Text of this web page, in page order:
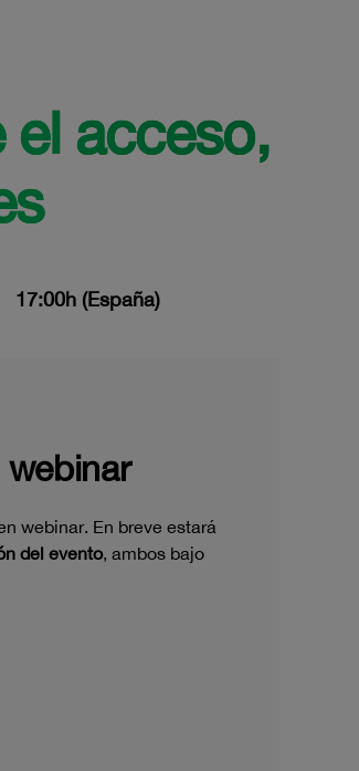
el acceso,
17:00h (España)
webinar. En breve estará
del evento, ambos bajo